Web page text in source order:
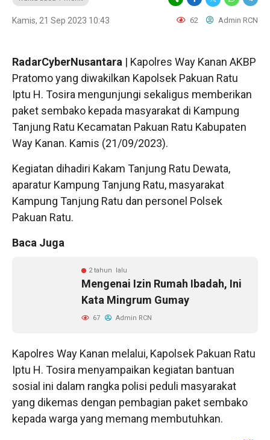
Kamis, 21 Sep 2023 10:43 62 Admin RCN
RadarCyberNusantara | Kapolres Way Kanan AKBP
Pratomo yang diwakilkan Kapolsek Pakuan Ratu
Iptu H. Tosira mengunjungi sekaligus memberikan
paket sembako kepada masyarakat di Kampung
Tanjung Ratu Kecamatan Pakuan Ratu Kabupaten
Way Kanan. Kamis (21/09/2023).
Kegiatan dihadiri Kakam Tanjung Ratu Dewata,
aparatur Kampung Tanjung Ratu, masyarakat
Kampung Tanjung Ratu dan personel Polsek
Pakuan Ratu.
Baca Juga
2 tahun lalu
Mengenai Izin Rumah Ibadah, Ini
Kata Mingrum Gumay
67 Admin RCN
Kapolres Way Kanan melalui, Kapolsek Pakuan Ratu
Iptu H. Tosira menyampaikan kegiatan bantuan
sosial ini dalam rangka polisi peduli masyarakat
yang dikemas dengan pembagian paket sembako
kepada warga yang memang membutuhkan.